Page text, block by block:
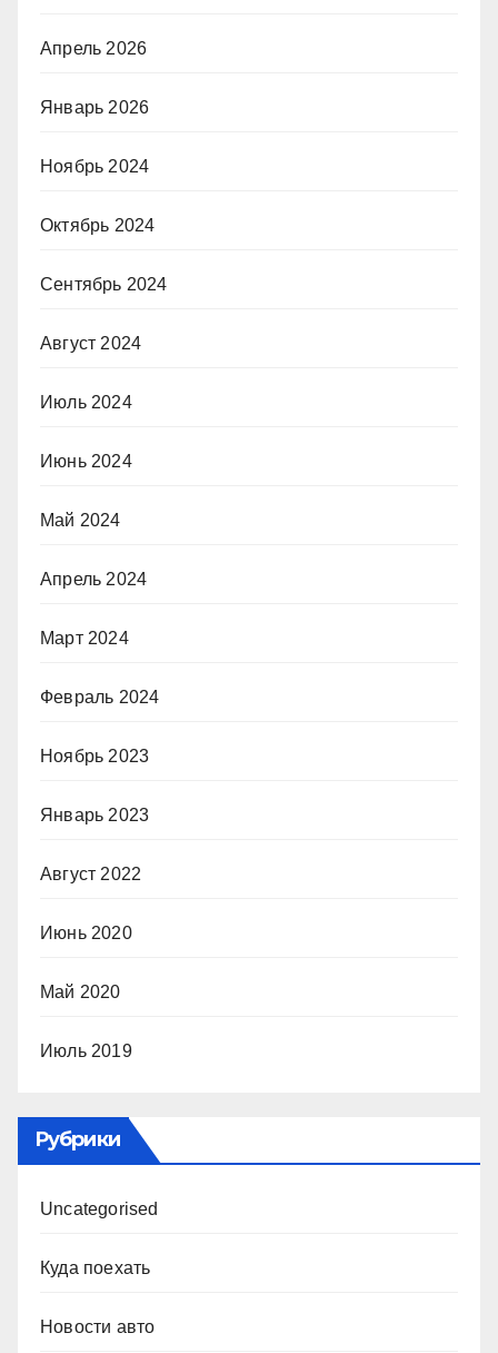
Апрель 2026
Январь 2026
Ноябрь 2024
Октябрь 2024
Сентябрь 2024
Август 2024
Июль 2024
Июнь 2024
Май 2024
Апрель 2024
Март 2024
Февраль 2024
Ноябрь 2023
Январь 2023
Август 2022
Июнь 2020
Май 2020
Июль 2019
Рубрики
Uncategorised
Куда поехать
Новости авто